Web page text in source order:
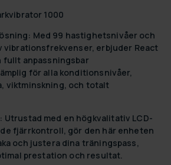
1000
Med 99 hastighetsnivåer och
vibrationsfrekvenser, erbjuder React
fullt anpassningsbar
för alla konditionsnivåer,
viktminskning, och totalt
Utrustad med en högkvalitativ LCD-
fjärrkontroll, gör den här enheten
och justera dina träningspass,
prestation och resultat.